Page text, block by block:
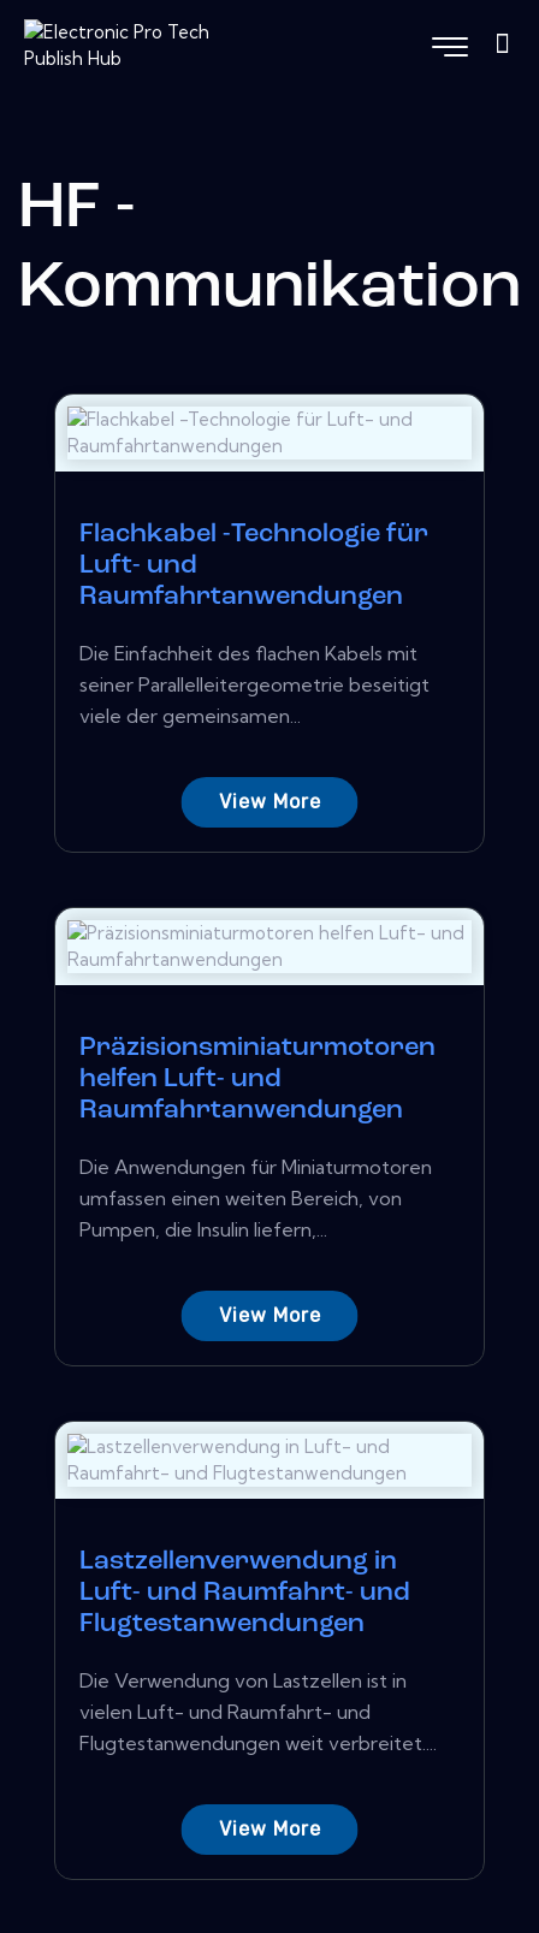
HF -
Kommunikation
Flachkabel -Technologie für
Luft- und
Raumfahrtanwendungen
Die Einfachheit des flachen Kabels mit
seiner Parallelleitergeometrie beseitigt
viele der gemeinsamen...
View More
Präzisionsminiaturmotoren
helfen Luft- und
Raumfahrtanwendungen
Die Anwendungen für Miniaturmotoren
umfassen einen weiten Bereich, von
Pumpen, die Insulin liefern,...
View More
Lastzellenverwendung in
Luft- und Raumfahrt- und
Flugtestanwendungen
Die Verwendung von Lastzellen ist in
vielen Luft- und Raumfahrt- und
Flugtestanwendungen weit verbreitet....
View More